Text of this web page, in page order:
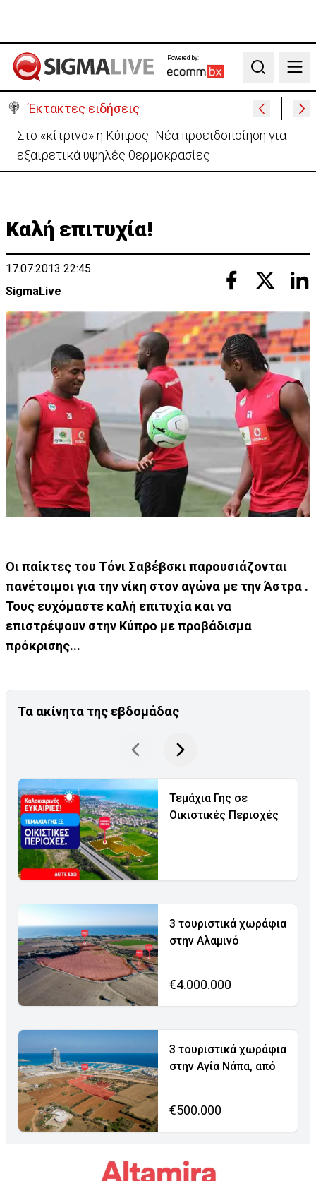
Powered by:
Search
Έκτακτες ειδήσεις
Στο «κίτρινο» η Κύπρος- Νέα προειδοποίηση για
εξαιρετικά υψηλές θερμοκρασίες
Kαλή επιτυχία!
17.07.2013 22:45
SigmaLive
Οι παίκτες του Τόνι Σαβέβσκι παρουσιάζονται
πανέτοιμοι για την νίκη στον αγώνα με την Άστρα .
Τους ευχόμαστε καλή επιτυχία και να
επιστρέψουν στην Κύπρο με προβάδισμα
πρόκρισης...
Τα ακίνητα της εβδομάδας
Τεμάχια Γης σε
Οικιστικές Περιοχές
3 τουριστικά χωράφια
στην Αλαμινό
€4.000.000
3 τουριστικά χωράφια
στην Αγία Νάπα, από
€500.000